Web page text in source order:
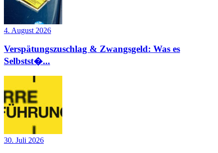
4. August 2026
Verspätungszuschlag & Zwangsgeld: Was es
Selbstst�...
30. Juli 2026